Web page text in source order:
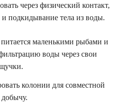
через физический контакт,
и подкидывание тела из воды.
маленькими рыбами и
воды через свои
колонии для совместной